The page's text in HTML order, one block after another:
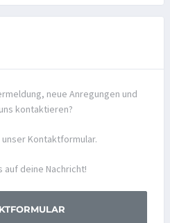
neue Anregungen und
kontaktieren?
Kontaktformular.
auf deine Nachricht!